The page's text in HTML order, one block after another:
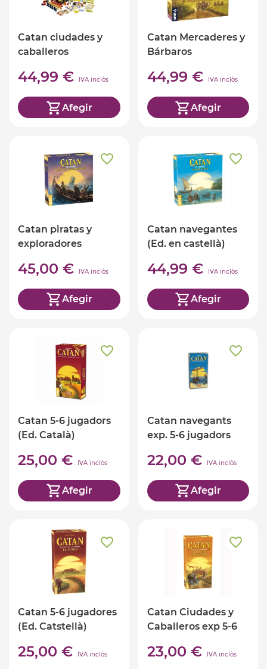
Catan ciudades y
caballeros
44,99 € IVA inclòs
Afegir
Catan Mercaderes y
Bárbaros
44,99 € IVA inclòs
Afegir
Catan piratas y
exploradores
45,00 € IVA inclòs
Afegir
Catan navegantes
(Ed. en castellà)
44,99 € IVA inclòs
Afegir
Catan 5-6 jugadors
(Ed. Català)
25,00 € IVA inclòs
Afegir
Catan navegants
exp. 5-6 jugadors
22,00 € IVA inclòs
Afegir
Catan 5-6 jugadores
(Ed. Catstellà)
25,00 € IVA inclòs
Catan Ciudades y
Caballeros exp 5-6
23,00 € IVA inclòs